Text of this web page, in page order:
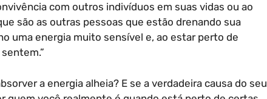
com outros indivíduos em suas vidas ou ao
são as outras pessoas que estão drenando sua
uma energia muito sensível e, ao estar perto de
a energia alheia? E se a verdadeira causa do seu